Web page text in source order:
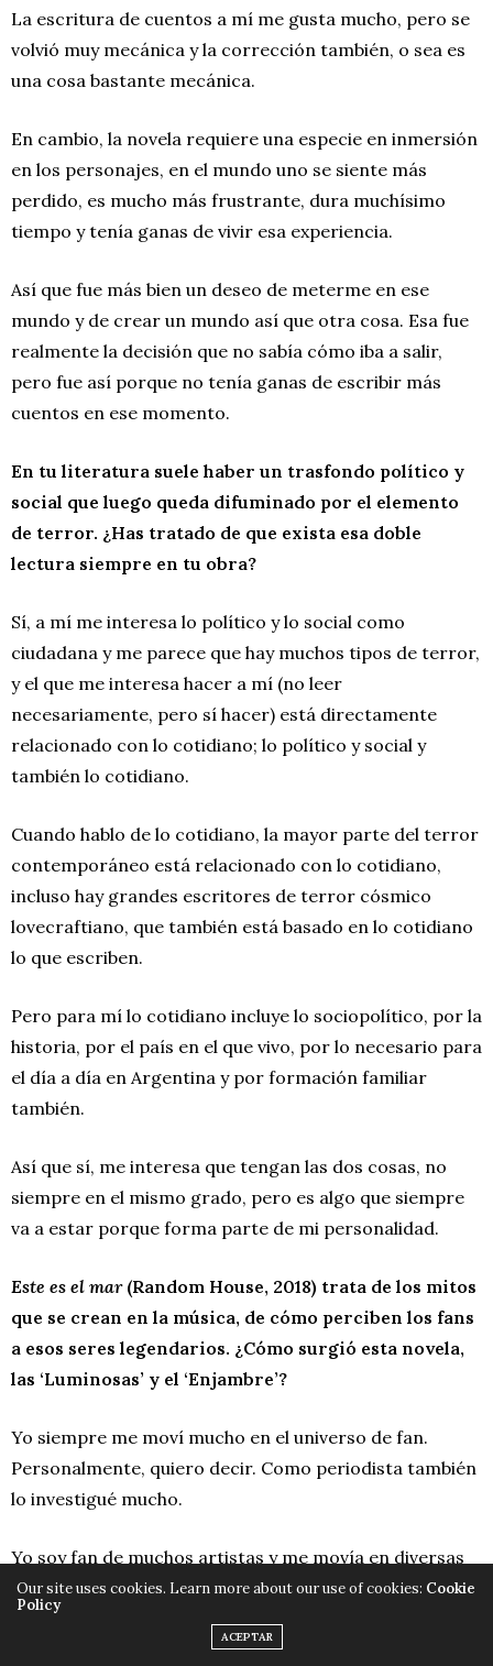
La escritura de cuentos a mí me gusta mucho, pero se
volvió muy mecánica y la corrección también, o sea es
una cosa bastante mecánica.
En cambio, la novela requiere una especie en inmersión
en los personajes, en el mundo uno se siente más
perdido, es mucho más frustrante, dura muchísimo
tiempo y tenía ganas de vivir esa experiencia.
Así que fue más bien un deseo de meterme en ese
mundo y de crear un mundo así que otra cosa. Esa fue
realmente la decisión que no sabía cómo iba a salir,
pero fue así porque no tenía ganas de escribir más
cuentos en ese momento.
En tu literatura suele haber un trasfondo político y
social que luego queda difuminado por el elemento
de terror. ¿Has tratado de que exista esa doble
lectura siempre en tu obra?
Sí, a mí me interesa lo político y lo social como
ciudadana y me parece que hay muchos tipos de terror,
y el que me interesa hacer a mí (no leer
necesariamente, pero sí hacer) está directamente
relacionado con lo cotidiano; lo político y social y
también lo cotidiano.
Cuando hablo de lo cotidiano, la mayor parte del terror
contemporáneo está relacionado con lo cotidiano,
incluso hay grandes escritores de terror cósmico
lovecraftiano, que también está basado en lo cotidiano
lo que escriben.
Pero para mí lo cotidiano incluye lo sociopolítico, por la
historia, por el país en el que vivo, por lo necesario para
el día a día en Argentina y por formación familiar
también.
Así que sí, me interesa que tengan las dos cosas, no
siempre en el mismo grado, pero es algo que siempre
va a estar porque forma parte de mi personalidad.
Este es el mar(Random House, 2018) trata de los mitos
que se crean en la música, de cómo perciben los fans
a esos seres legendarios. ¿Cómo surgió esta novela,
las ‘Luminosas’ y el ‘Enjambre’?
Yo siempre me moví mucho en el universo de fan.
Personalmente, quiero decir. Como periodista también
lo investigué mucho.
Yo soy fan de muchos artistas y me movía en diversas
encarnaciones, los fans clubs de los años ochenta. En
los noventa, más en la conformación de los
fandom on-line, y muchísima relación. Yo fui
Our site uses cookies. Learn more about our use of cookies: Cookie
Policy
ACEPTAR